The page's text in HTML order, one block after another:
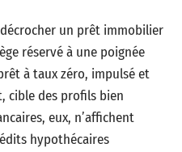
un prêt immobilier
réservé à une poignée
à taux zéro, impulsé et
cible des profils bien
eux, n’affichent
hypothécaires